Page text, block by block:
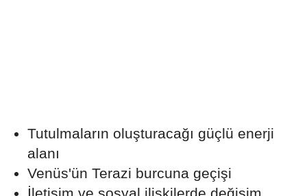
Tutulmaların oluşturacağı güçlü enerji
alanı
Venüs'ün Terazi burcuna geçişi
İletişim ve sosyal ilişkilerde değişim